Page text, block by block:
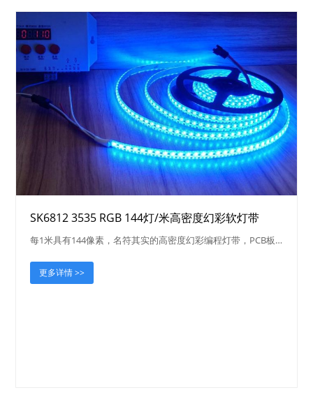
SK6812 3535 RGB 144灯/米高密度幻彩软灯带
每1米具有144像素，名符其实的高密度幻彩编程灯带，PCB板…
更多详情 >>